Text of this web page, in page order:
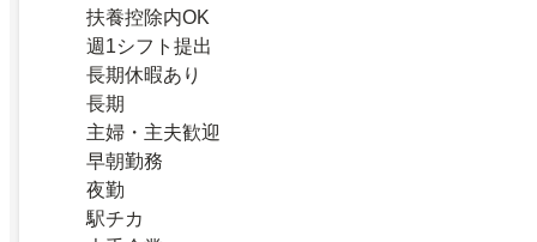
扶養控除内OK
週1シフト提出
長期休暇あり
長期
主婦・主夫歓迎
早朝勤務
夜勤
駅チカ